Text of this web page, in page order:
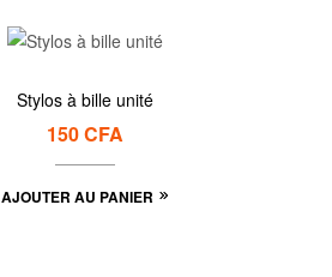
Stylos à bille unité
150CFA
AJOUTER AU PANIER